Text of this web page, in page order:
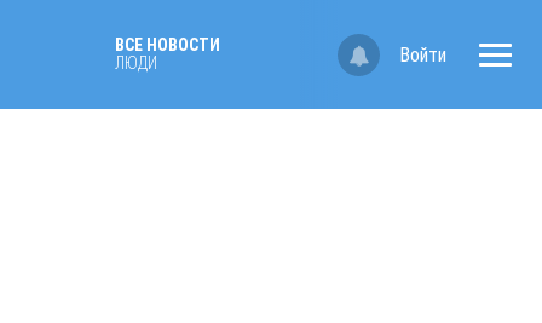
ВСЕ НОВОСТИ
ЛЮДИ
Войти